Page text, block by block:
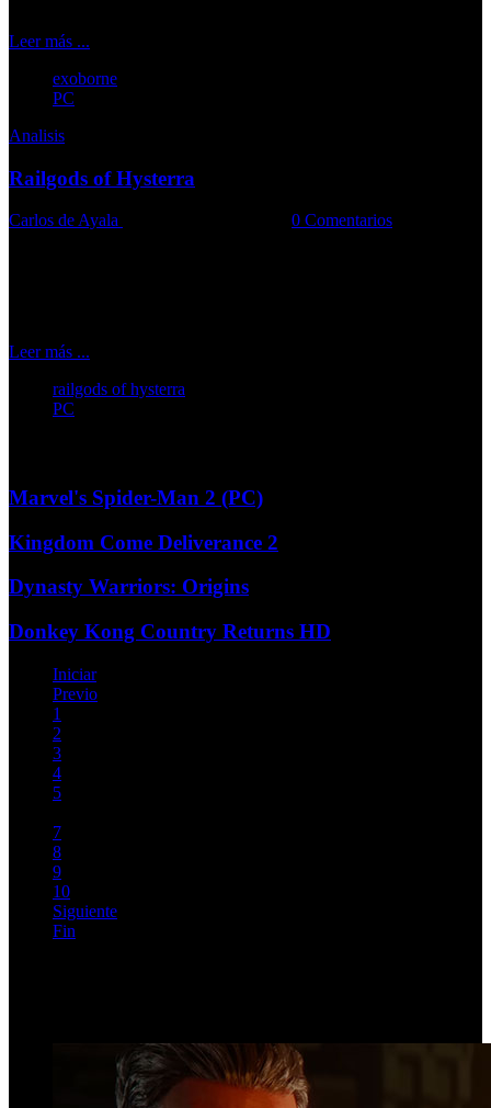
Leer más ...
exoborne
PC
Analisis
Railgods of Hysterra
Carlos de Ayala
0 Comentarios
Leer más ...
railgods of hysterra
PC
Marvel's Spider-Man 2 (PC)
Kingdom Come Deliverance 2
Dynasty Warriors: Origins
Donkey Kong Country Returns HD
Iniciar
Previo
1
2
3
4
5
7
8
9
10
Siguiente
Fin